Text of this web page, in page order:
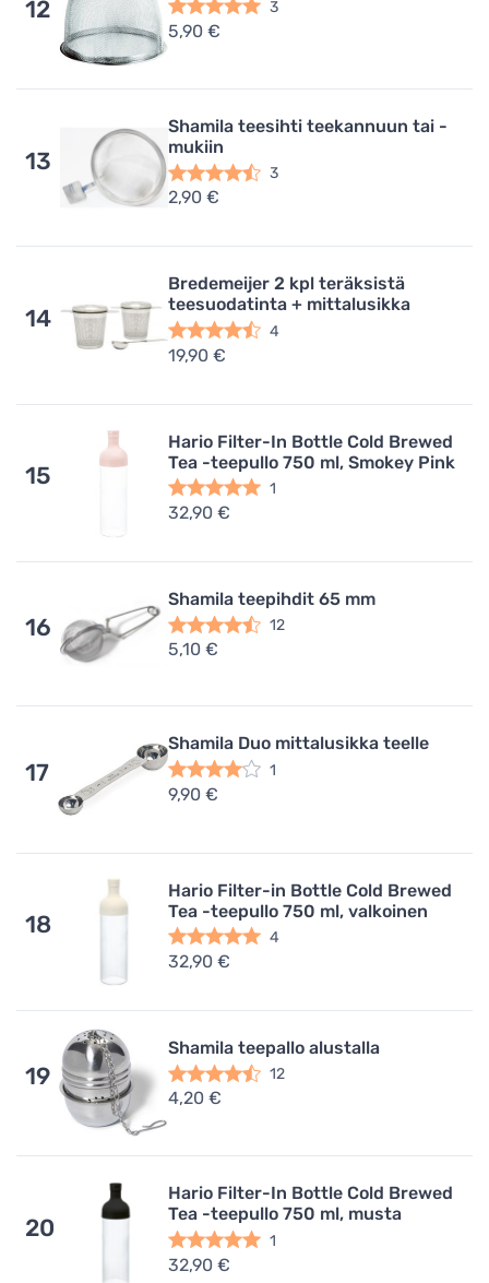
12 3
5,90 €
13
Shamila teesihti teekannuun tai -
mukiin
3
2,90 €
14
Bredemeijer 2 kpl teräksistä
teesuodatinta + mittalusikka
4
19,90 €
15
Hario Filter-In Bottle Cold Brewed
Tea -teepullo 750 ml, Smokey Pink
1
32,90 €
16
Shamila teepihdit 65 mm
12
5,10 €
17
Shamila Duo mittalusikka teelle
1
9,90 €
18
Hario Filter-in Bottle Cold Brewed
Tea -teepullo 750 ml, valkoinen
4
32,90 €
19
Shamila teepallo alustalla
12
4,20 €
20
Hario Filter-In Bottle Cold Brewed
Tea -teepullo 750 ml, musta
1
32,90 €